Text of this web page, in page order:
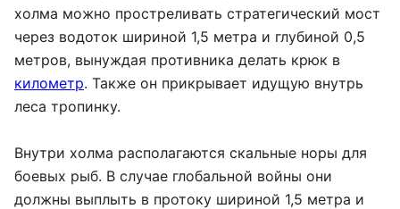
холма можно простреливать стратегический мост
через водоток шириной 1,5 метра и глубиной 0,5
метров, вынуждая противника делать крюк в
километр. Также он прикрывает идущую внутрь
леса тропинку.
Внутри холма располагаются скальные норы для
боевых рыб. В случае глобальной войны они
должны выплыть в протоку шириной 1,5 метра и